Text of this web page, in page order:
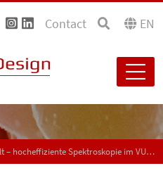
Contact EN
Mehr Signal ohne Spalt – hocheffiziente Spektroskopie im VUV und EUV oder XUV